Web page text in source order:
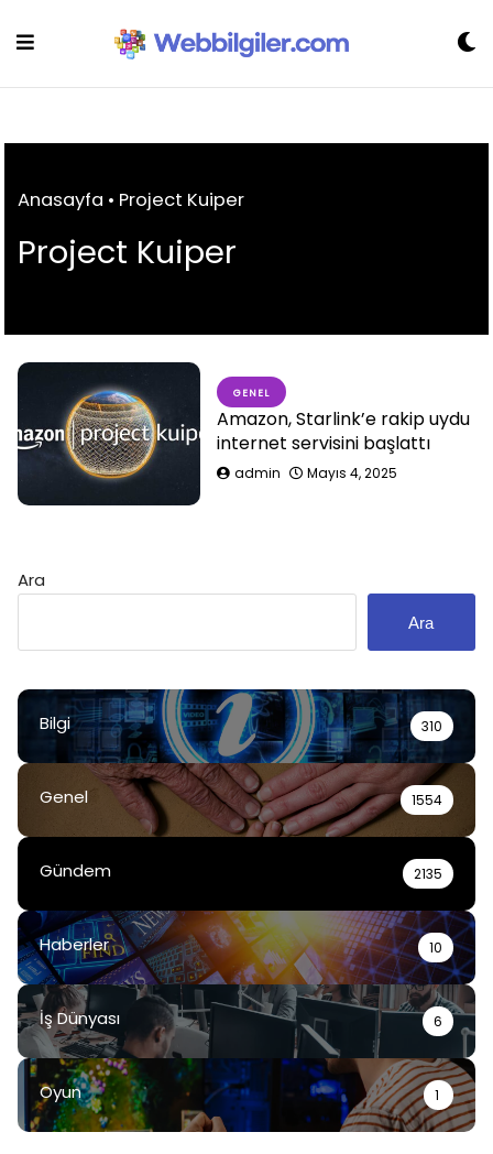
Anasayfa • Project Kuiper
Project Kuiper
GENEL
Amazon, Starlink’e rakip uydu
internet servisini başlattı
admin Mayıs 4, 2025
Ara
Ara
Bilgi 310
Genel 1554
Gündem 2135
Haberler 10
İş Dünyası 6
Oyun 1